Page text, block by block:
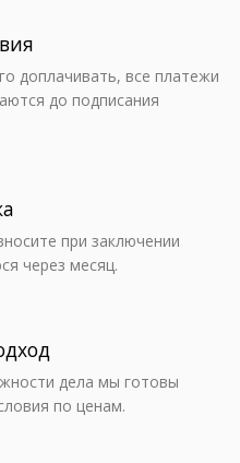
доплачивать, все платежи
до подписания
при заключении
через месяц.
дела мы готовы
по ценам.